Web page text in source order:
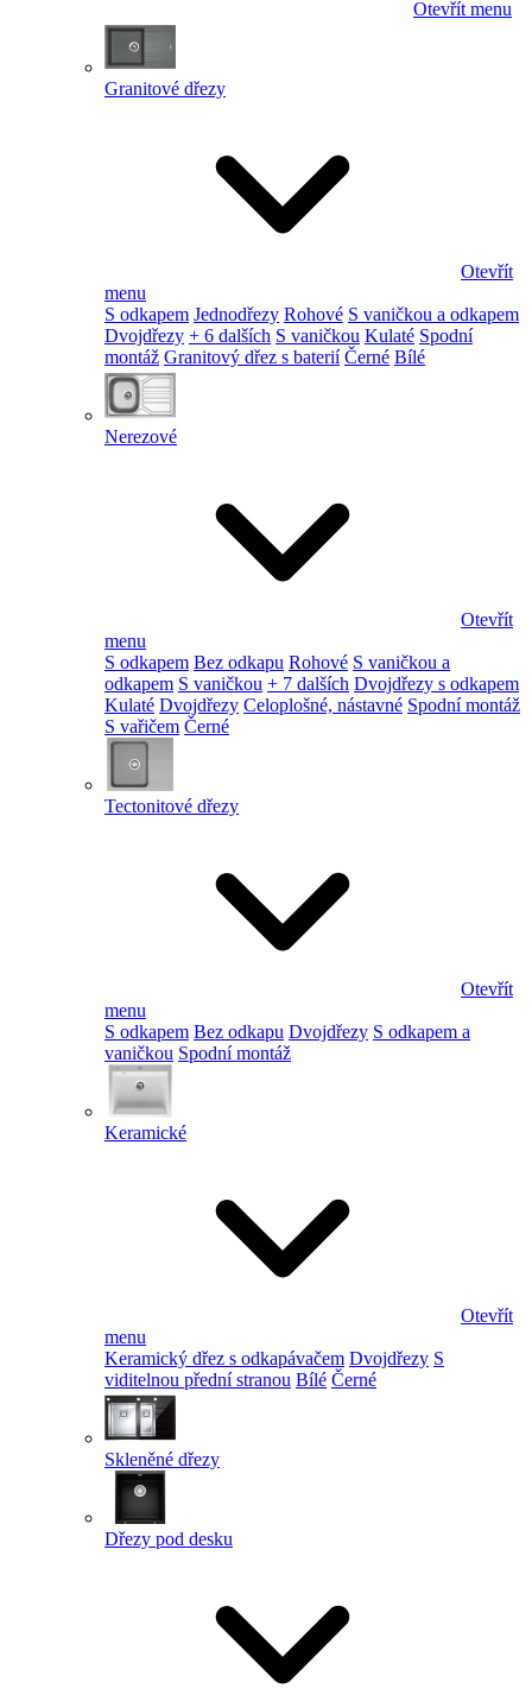
Otevřít menu
Granitové dřezy
Otevřít
menu
S odkapem Jednodřezy Rohové S vaničkou a odkapem
Dvojdřezy + 6 dalších S vaničkou Kulaté Spodní
montáž Granitový dřez s baterií Černé Bílé
Nerezové
Otevřít
menu
S odkapem Bez odkapu Rohové S vaničkou a
odkapem S vaničkou + 7 dalších Dvojdřezy s odkapem
Kulaté Dvojdřezy Celoplošné, nástavné Spodní montáž
S vařičem Černé
Tectonitové dřezy
Otevřít
menu
S odkapem Bez odkapu Dvojdřezy S odkapem a
vaničkou Spodní montáž
Keramické
Otevřít
menu
Keramický dřez s odkapávačem Dvojdřezy S
viditelnou přední stranou Bílé Černé
Skleněné dřezy
Dřezy pod desku